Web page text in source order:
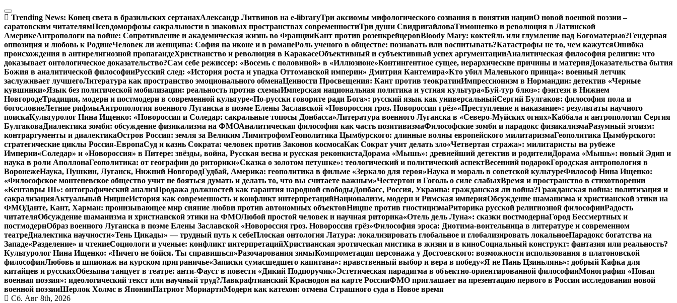
Перейти
к
содержимому
Trending News: Конец света в бразильских сертанахАлександр Литвинов на e-libraryТри аксиомы мифологического сознания в понятии нацииО новой военной поэзии –
саратовским читателямПсевдоморфозы сакральности в знаковых пространствах современностиТри души СвидригайловаТимошенко и революция в Латинской
АмерикеАнтропологи на войне: Сопротивление и академическая жизнь во ФранцииКант против розенкрейцеровBloody Mary: коктейль или глумление над Богоматерью?Гендерная
оппозиция и любовь к РодинеЧеловек ли женщина: София на иконе и в романеРоль ученого в обществе: познавать или воспитывать?Катастрофы не то, чем кажутсяОшибка
происхождения в антирелигиозной пропагандеХристианство и революция в КаракасеОбъективный и субъективный успех аргументацииАналитическая философия религии: что
доказывает онтологическое доказательство?Сам себе режиссер: «Восемь с половиной» в «Иллюзионе»Контингентное сущее, иерархические причины и материяДоказательства бытия
Божия в аналитической философииРусский след: «История роста и упадка Оттоманской империи» Дмитрия Кантемира«Кто убил Маленького принца»: военный летчик
заслуживает лучшегоЛитература как пространство эмоционального обменаЦенности Просвещения: Кант против теократииИмпрессионизм в Нормандии: детектив «Черные
кувшинки»Язык без политической мобилизации: реальность против схемыИмперская национальная политика и устная культура«Буй-тур блюз»: фэнтези в Нижнем
НовгородеТрадиция, модерн и постмодерн в современной культуре«По-русски говорите ради Бога»: русский язык как универсальныйСергий Булгаков: философия пола и
богословиеЛетние рифмыАнтропология военного Луганска в поэме Елены Заславской «Новороссия гроз. Новороссия грёз»«Преступление и наказание»: результаты научного
поискаКультуролог Нина Ищенко: «Новороссия и Соледар: сакральные топосы Донбасса»Литература военного Луганска в «Северо-Муйских огнях»Каббала и антропология Сергия
БулгаковаДиалектика зомби: обсуждение физикализма на ФМОАналитическая философия как часть позитивизмаФилософские зомби и парадокс физикализмаРазумный эгоизм:
контраргументы и диалектикаОстров Россия: земля за Великим ЛимитрофомГеополитика Цымбурского: длинные волны европейского милитаризмаГеополитика Цымбурского:
стратегические циклы Россия-ЕвропаСуд и казнь Сократа: человек против Законов космосаКак Сократ учит делать зло«Четвертая стража»: милитаристы на рубеже
Империи«Соледар» и «Новороссия» в Питере: звёзды, война, Русская весна и русская реконкистаДорама «Мышь»: древнейший детектив и родителиДорама «Мышь»: новый Эдип и
наука в роли АполлонаГеополитика: от географии до риторики«Сказка о золотом петушке»: теологический и политический аспектВесенний подарокГородская антропология в
ВоронежеНаука, Пушкин, Луганск, Нижний НовгородГудбай, Америка: геополитика в фильме «Зеркало для героя»Наука и мораль в советской культуреФилософ Нина Ищенко:
«Философское монтеневское общество учит не бояться думать и делать то, что вы считаете важным»Честертон и Гоголь о силе слабыхВремя и пространство в стихотворении
«Кентавры III»: онтографический анализПродажа должностей как гарантия народной свободыДонбасс, Россия, Украина: гражданская ли война?Гражданская война: политизация и
сакрализацияАктуальный НицшеИстория как современность и конфликт интерпретацийНационализм, модерн и Римская империяОбсуждение шаманизма и христианской этики на
ФМОДанте, Кант, Харман: пронизывающее мир сияние любви против автономных объектовНицше против гностицизмаРиторика русской религиозной философииРадость
читателяОбсуждение шаманизма и христианской этики на ФМОЛюбой простой человек и научная риторика«Отель дель Луна»: сказки постмодернаГород Бессмертных и
постмодернОбраз военного Луганска в поэме Елены Заславской «Новороссия гроз. Новороссия грёз»Философия эроса: Диотима-воительница в литературе и современном
театреДиалектика научности«Тень Цикады» — трудный путь к себеПлоская онтология Латура: локализировать глобальное и глобализировать локальноеПарадокс богатства на
Западе«Разделение» и чтениеСоциологи и ученые: конфликт интерпретацийХристианская эротическая мистика в жизни и в киноСоциальный конструкт: фантазия или реальность?
Культуролог Нина Ищенко: «Ничего не бойся. Ты справишься»Разочарования зимыКомпрометация персонажа у Достоевского: возможности использования в платоновской
философииЛюбовь и шпионаж на курском приграничье«Записки сумасшедшего капитана»: нравственный выбор и вера в победу«Я не Пань Цзиньлянь»: добрый Кафка для
китайцев и русскихОбезьяна танцует в театре: анти-Фауст в повести «Дикий Подпоручик»Эстетическая парадигма в объектно-ориентированной философииМонография «Новая
военная поэзия»: идеологический текст или научный труд?Лавкрафтианский Краснодон на карте РоссииФМО приглашает на презентацию первого в России исследования новой
военной поэзииШерлок Холмс в ЯпонииПатриот МориартиМодерн как катехон: отмена Страшного суда в Новое время
Сб. Авг 8th, 2026